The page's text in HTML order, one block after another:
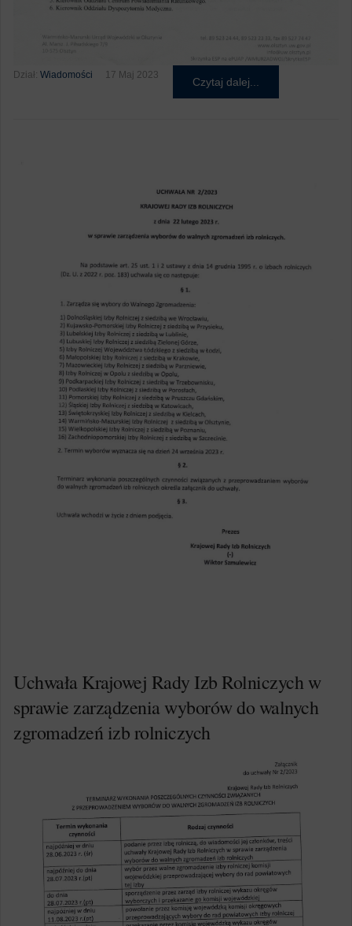
Dział: Wiadomości 17 Maj 2023
Czytaj dalej...
Uchwała Krajowej Rady Izb Rolniczych w
sprawie zarządzenia wyborów do walnych
zgromadzeń izb rolniczych